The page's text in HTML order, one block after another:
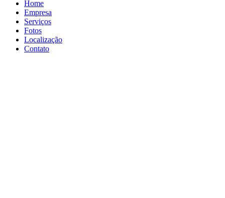
Home
Empresa
Serviços
Fotos
Localização
Contato